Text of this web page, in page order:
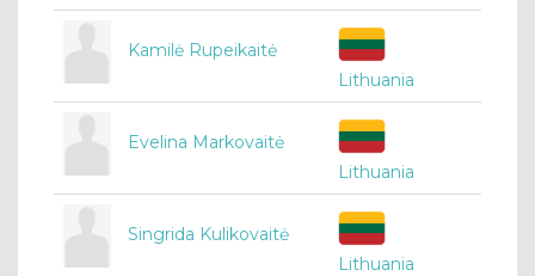
Kamilė Rupeikaitė
Lithuania
Evelina Markovaitė
Lithuania
Singrida Kulikovaitė
Lithuania